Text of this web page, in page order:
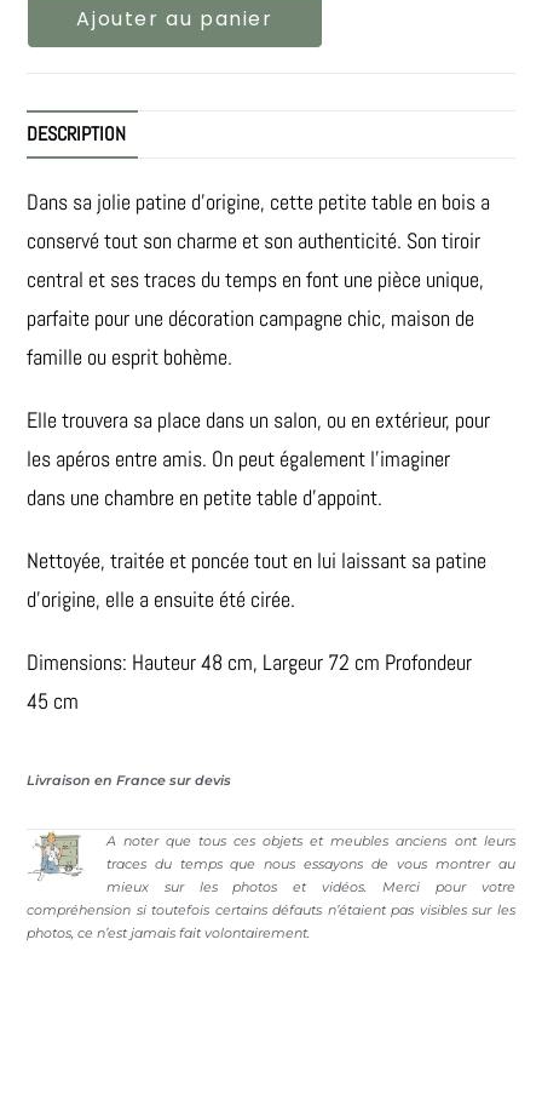
Ajouter au panier
DESCRIPTION
Dans sa jolie patine d’origine, cette petite table en bois a
conservé tout son charme et son authenticité. Son tiroir
central et ses traces du temps en font une pièce unique,
parfaite pour une décoration campagne chic, maison de
famille ou esprit bohème.
Elle trouvera sa place dans un salon, ou en extérieur, pour
les apéros entre amis. On peut également l’imaginer
dans une chambre en petite table d’appoint.
Nettoyée, traitée et poncée tout en lui laissant sa patine
d’origine, elle a ensuite été cirée.
Dimensions: Hauteur 48 cm, Largeur 72 cm Profondeur
45 cm
Livraison en France sur devis
A noter que tous ces objets et meubles anciens ont leurs
traces du temps que nous essayons de vous montrer au
mieux sur les photos et vidéos. Merci pour votre
compréhension si toutefois certains défauts n’étaient pas visibles sur les
photos, ce n’est jamais fait volontairement.